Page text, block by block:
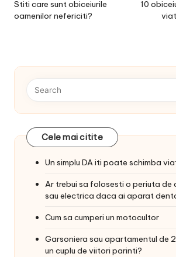
navigation
Stiti care sunt obiceiurile
oamenilor nefericiti?
10
Cele mai citite
Un simplu DA iti poate schimba
Ar trebui sa folosesti o periuta de
sau electrica daca ai aparat
Cum sa cumperi un motocultor
Garsoniera sau apartamentul de
un cuplu de viitori parinti?